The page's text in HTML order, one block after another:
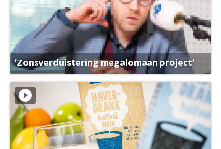
'Zonsverduistering megalomaan project'